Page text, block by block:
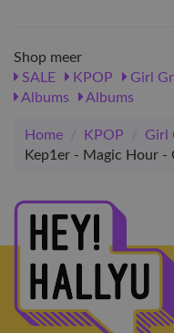
Shop meer
SALE
KPOP Girl
Albums
Albums
Home / KPOP / Girl
Kep1er - Magic Hour -